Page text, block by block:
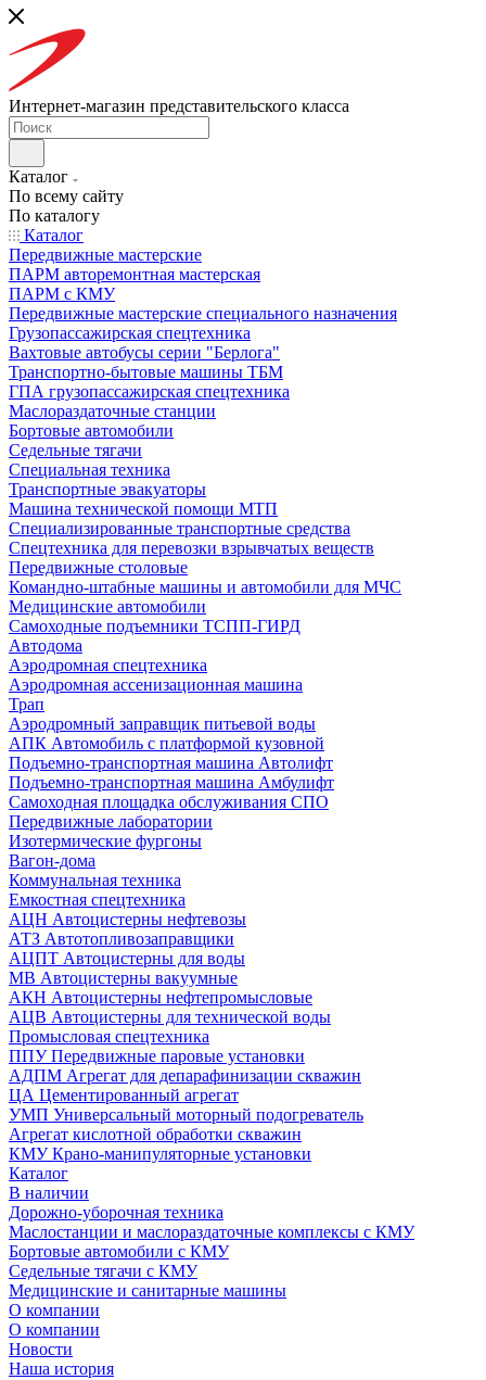
Интернет-магазин представительского класса
Каталог
По всему сайту
По каталогу
Каталог
Передвижные мастерские
ПАРМ авторемонтная мастерская
ПАРМ с КМУ
Передвижные мастерские специального назначения
Грузопассажирская спецтехника
Вахтовые автобусы серии "Берлога"
Транспортно-бытовые машины ТБМ
ГПА грузопассажирская спецтехника
Маслораздаточные станции
Бортовые автомобили
Седельные тягачи
Специальная техника
Транспортные эвакуаторы
Машина технической помощи МТП
Специализированные транспортные средства
Спецтехника для перевозки взрывчатых веществ
Передвижные столовые
Командно-штабные машины и автомобили для МЧС
Медицинские автомобили
Самоходные подъемники ТСПП-ГИРД
Автодома
Аэродромная спецтехника
Аэродромная ассенизационная машина
Трап
Аэродромный заправщик питьевой воды
АПК Автомобиль с платформой кузовной
Подъемно-транспортная машина Автолифт
Подъемно-транспортная машина Амбулифт
Самоходная площадка обслуживания СПО
Передвижные лаборатории
Изотермические фургоны
Вагон-дома
Коммунальная техника
Емкостная спецтехника
АЦН Автоцистерны нефтевозы
АТЗ Автотопливозаправщики
АЦПТ Автоцистерны для воды
МВ Автоцистерны вакуумные
АКН Автоцистерны нефтепромысловые
АЦВ Автоцистерны для технической воды
Промысловая спецтехника
ППУ Передвижные паровые установки
АДПМ Агрегат для депарафинизации скважин
ЦА Цементированный агрегат
УМП Универсальный моторный подогреватель
Агрегат кислотной обработки скважин
КМУ Крано-манипуляторные установки
Каталог
В наличии
Дорожно-уборочная техника
Маслостанции и маслораздаточные комплексы с КМУ
Бортовые автомобили с КМУ
Седельные тягачи с КМУ
Медицинские и санитарные машины
О компании
О компании
Новости
Наша история